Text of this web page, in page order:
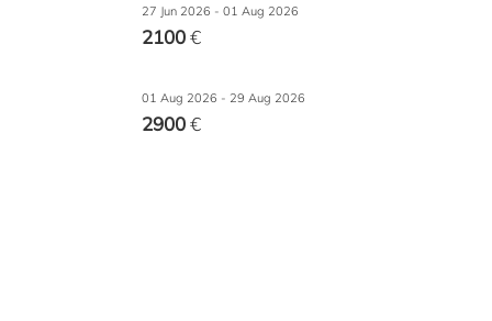
27 Jun 2026 - 01 Aug 2026
2100€
01 Aug 2026 - 29 Aug 2026
2900€